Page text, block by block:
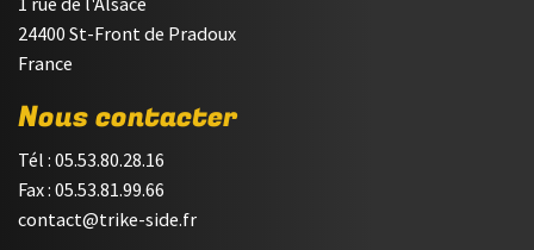
24400 St-Front de Pradoux
France
Nous contacter
Tél : 05.53.80.28.16
Fax : 05.53.81.99.66
contact@trike-side.fr